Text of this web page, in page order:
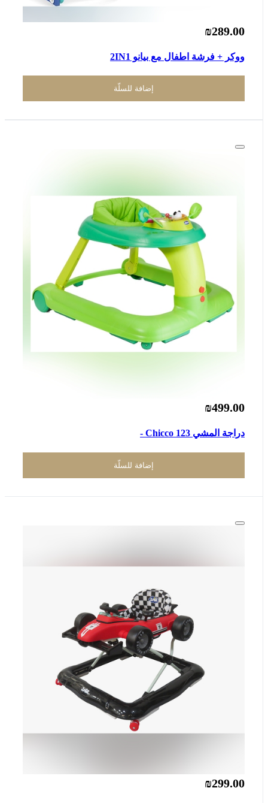
₪289.00
ووكر + فرشة اطفال مع بيانو 2IN1
إضافة للسلّة
₪499.00
دراجة المشي 123 Chicco -
إضافة للسلّة
₪299.00